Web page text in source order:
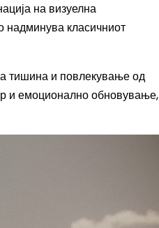
на визуелна
надминува класичниот
тишина и повлекување од
и емоционално обновување,